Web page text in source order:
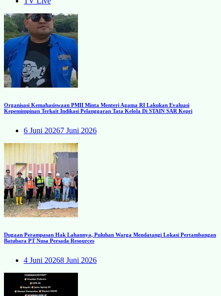
Organisasi Kemahasiswaan PMII Minta Menteri Agama RI Lakukan Evaluasi
Kepemimpinan Terkait Indikasi Pelanggaran Tata Kelola Di STAIN SAR Kepri
6 Juni 20267 Juni 2026
Dugaan Perampasan Hak Lahannya, Puluhan Warga Mendatangi Lokasi Pertambangan
Batubara PT Nusa Persada Resources
4 Juni 20268 Juni 2026